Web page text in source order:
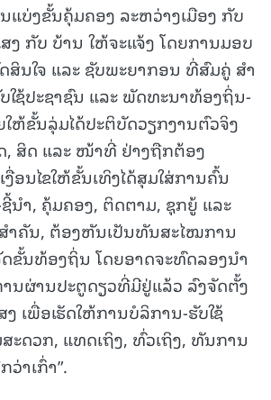
ບ່ງຂັ້ນຄຸ້ມຄອງ ລະຫວ່າງເມືອງ ກັບ
ງ ກັບ ບ້ານ ໃຫ້ຈະແຈ້ງ ໂດຍການມອບ
ນໃຈ ແລະ ຊັບພະຍາກອນ ທີ່ສົມຄູ່ ສໍາ
ຊ້ປະຊາຊົນ ແລະ ພັດທະນາທ້ອງຖິ່ນ-
ຫ້ຂັ້ນລຸ່ມໄດ້ປະຕິບັດວຽກງານຕົວຈິງ
, ສິດ ແລະ ໜ້າທີ່ ຢ່າງຖືກຕ້ອງ
ອນໄຂໃຫ້ຂັ້ນເທິງໄດ້ສຸມໃສ່ການຄົ້ນ
ນໍາ, ຄຸ້ມຄອງ, ຕິດຕາມ, ຊຸກຍູ້ ແລະ
ຳຄັນ, ຕ້ອງຫັນເປັນທັນສະໄໝການ
ຂັ້ນທ້ອງຖິ່ນ ໂດຍອາດຈະທົດລອງນໍາ
ນຜ່ານປະຕູດຽວທີ່ມີຢູ່ແລ້ວ ລົງຈັດຕັ້ງ
ເພື່ອເຮັດໃຫ້ການບໍລິການ-ຮັບໃຊ້
ສະດວກ, ແທດເຖິງ, ທົ່ວເຖິງ, ທັນການ
າເກົ່າ”.